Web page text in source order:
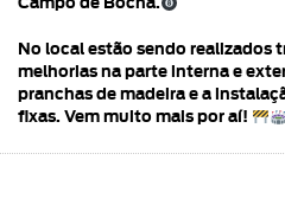
Campo de Bocha.
No local estão sendo realizados
melhorias na parte interna e
pranchas de madeira e a
fixas. Vem muito mais por aí!